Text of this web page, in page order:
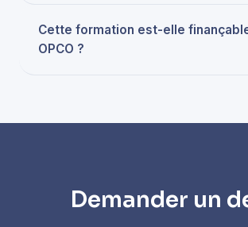
Cette formation est-elle
OPCO ?
Demander un